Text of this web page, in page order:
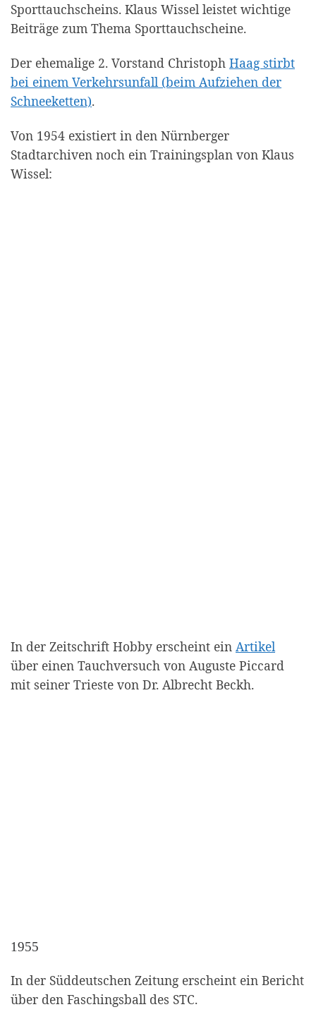
Sporttauchscheins. Klaus Wissel leistet wichtige
Beiträge zum Thema Sporttauchscheine.
Der ehemalige 2. Vorstand Christoph Haag stirbt
bei einem Verkehrsunfall (beim Aufziehen der
Schneeketten).
Von 1954 existiert in den Nürnberger
Stadtarchiven noch ein Trainingsplan von Klaus
Wissel:
In der Zeitschrift Hobby erscheint ein Artikel
über einen Tauchversuch von Auguste Piccard
mit seiner Trieste von Dr. Albrecht Beckh.
1955
In der Süddeutschen Zeitung erscheint ein Bericht
über den Faschingsball des STC.